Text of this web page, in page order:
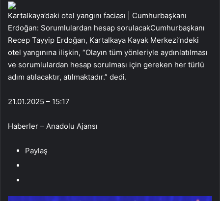
Kartalkaya’daki otel yangını faciası | Cumhurbaşkanı
Erdoğan: Sorumlulardan hesap sorulacakCumhurbaşkanı
Recep Tayyip Erdoğan, Kartalkaya Kayak Merkezi’ndeki
otel yangınına ilişkin, “Olayın tüm yönleriyle aydınlatılması
ve sorumlulardan hesap sorulması için gereken her türlü
adım atılacaktır, atılmaktadır.” dedi.
21.01.2025 – 15:17
Haberler – Anadolu Ajansı
Paylaş